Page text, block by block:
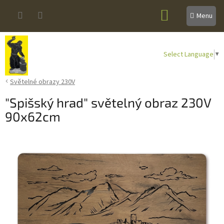
Select Language ▼
NÁKUPNÍ
KOŠÍK
Světelné obrazy 230V
"Spišský hrad" světelný obraz 230V
90x62cm